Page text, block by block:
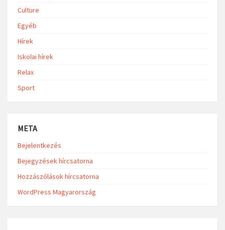
Culture
Egyéb
Hírek
Iskolai hírek
Relax
Sport
META
Bejelentkezés
Bejegyzések hírcsatorna
Hozzászólások hírcsatorna
WordPress Magyarország